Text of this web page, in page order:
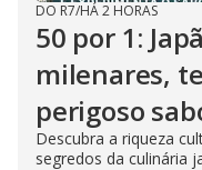
DO R7/HÁ 2 HORAS
50 por 1:
milenares,
perigoso
Descubra a riqueza
segredos da culinária